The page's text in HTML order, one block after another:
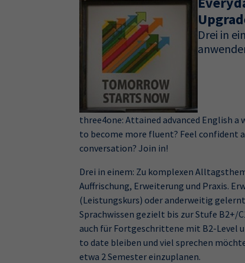
Drei in
three4one: Attained advanced English a
to become more fluent? Feel confident
conversation? Join in!
Drei in einem: Zu komplexen
Auffrischung, Erweiterung und Praxis.
(Leistungskurs) oder anderweitig
Sprachwissen gezielt bis zur Stufe B2+/
auch für Fortgeschrittene mit B2-Level
to date bleiben und viel sprechen
etwa 2 Semester einzuplanen.